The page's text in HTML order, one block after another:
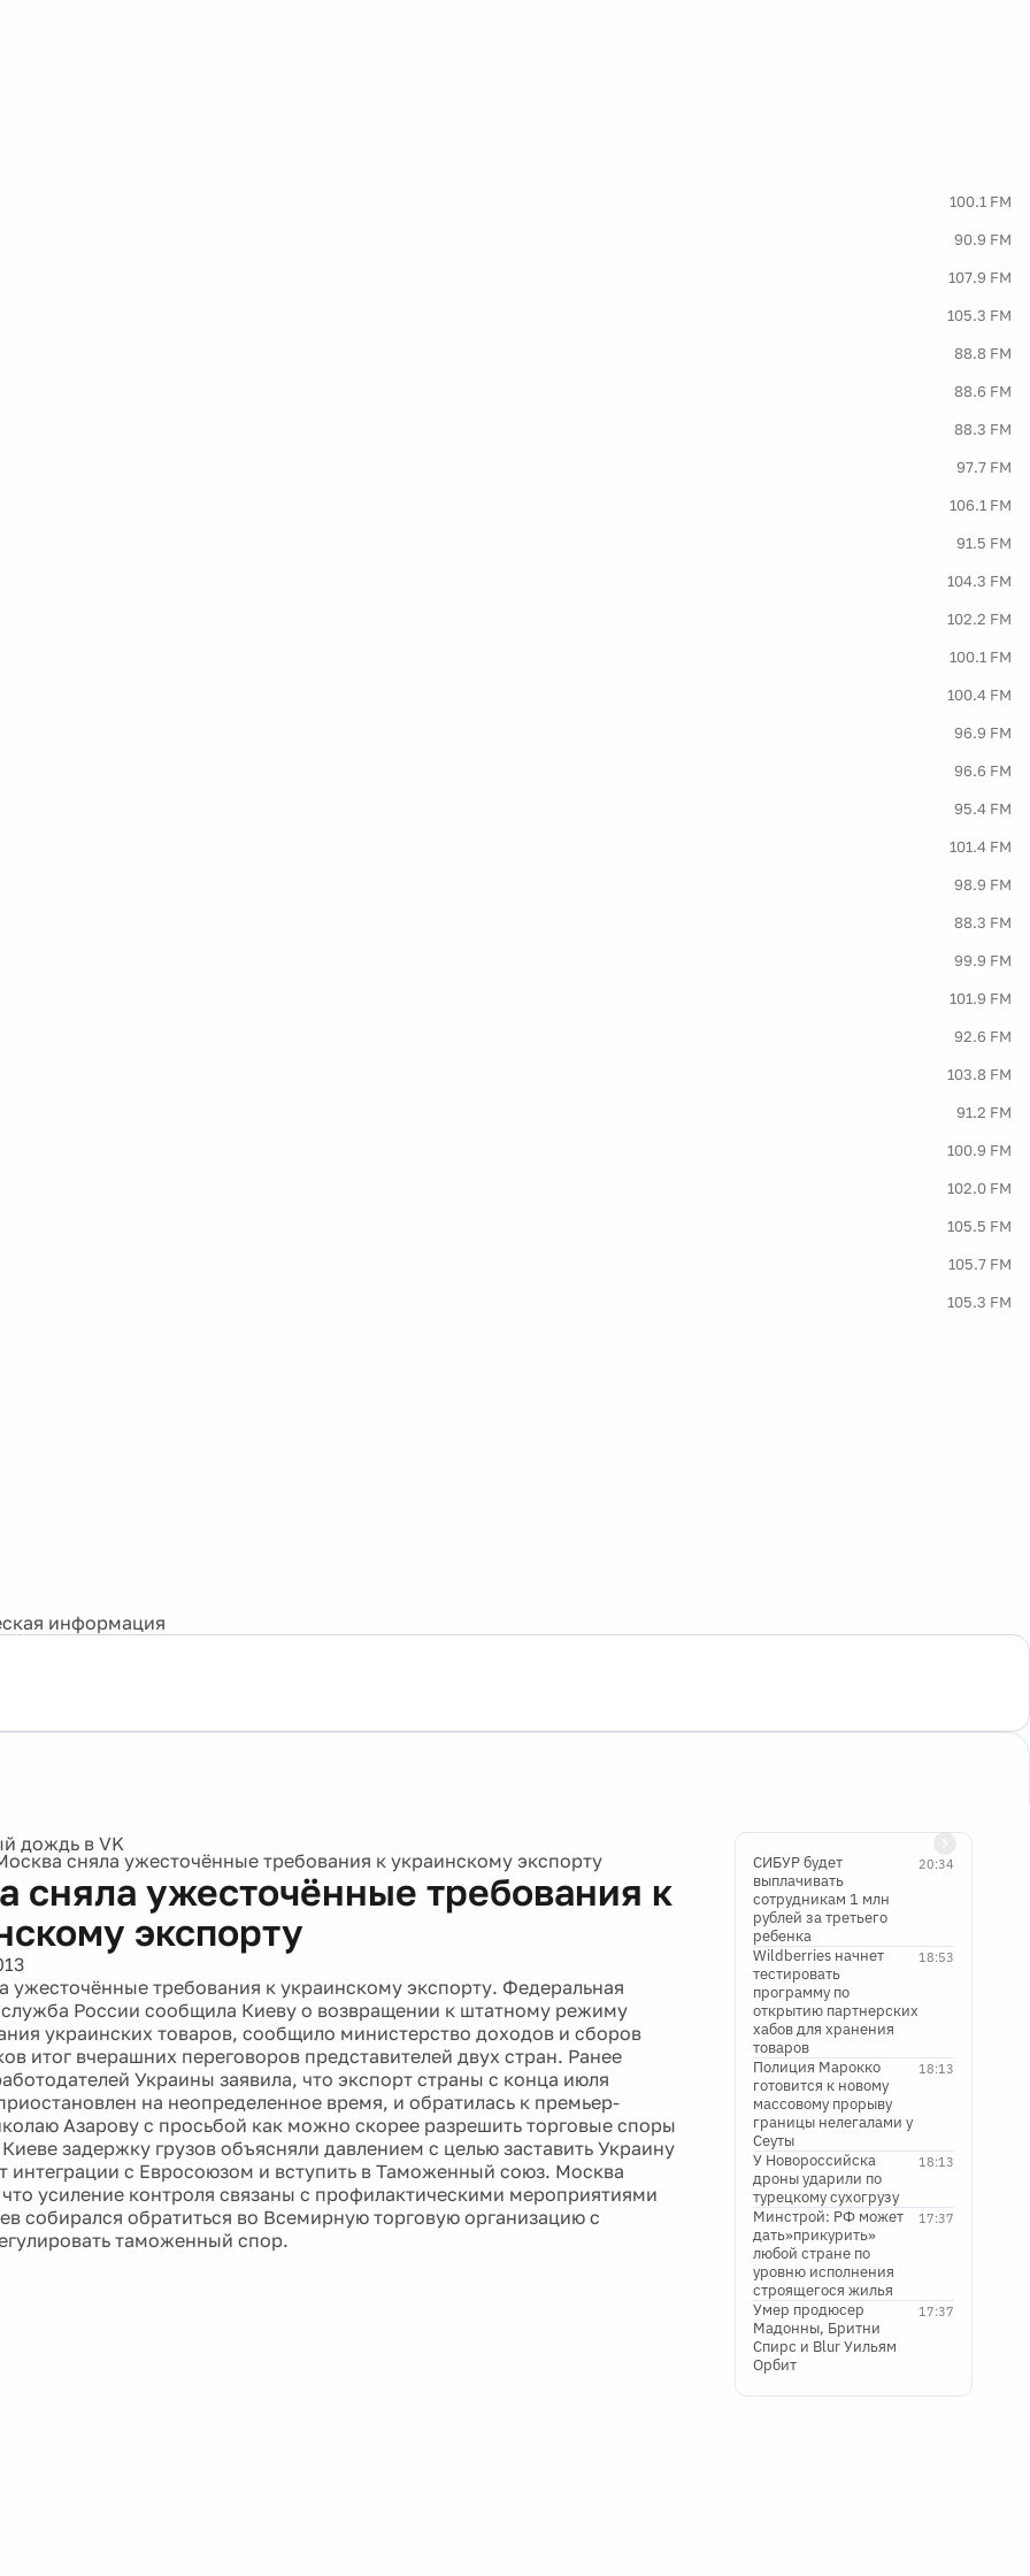
100.1 FM
90.9 FM
107.9 FM
105.3 FM
88.8 FM
88.6 FM
88.3 FM
97.7 FM
106.1 FM
91.5 FM
104.3 FM
102.2 FM
100.1 FM
100.4 FM
96.9 FM
96.6 FM
95.4 FM
101.4 FM
98.9 FM
88.3 FM
99.9 FM
101.9 FM
92.6 FM
103.8 FM
91.2 FM
100.9 FM
102.0 FM
105.5 FM
105.7 FM
105.3 FM
информация
сняла ужесточённые требования к украинскому экспорту
сняла ужесточённые требования к
экспорту
ужесточённые требования к украинскому экспорту. Федеральная
России сообщила Киеву о возвращении к штатному режиму
украинских товаров, сообщило министерство доходов и сборов
итог вчерашних переговоров представителей двух стран. Ранее
Украины заявила, что экспорт страны с конца июля
на неопределенное время, и обратилась к премьер-
Азарову с просьбой как можно скорее разрешить торговые споры
задержку грузов объясняли давлением с целью заставить Украину
интеграции с Евросоюзом и вступить в Таможенный союз. Москва
усиление контроля связаны с профилактическими мероприятиями
собирался обратиться во Всемирную торговую организацию с
таможенный спор.
20:34
СИБУР будет
выплачивать
сотрудникам 1 млн
рублей за третьего
ребенка
18:53
Wildberries начнет
тестировать
программу по
открытию партнерских
хабов для хранения
товаров
18:13
Полиция Марокко
готовится к новому
массовому прорыву
границы нелегалами у
Сеуты
18:13
У Новороссийска
дроны ударили по
турецкому сухогрузу
17:37
Минстрой: РФ может
дать»прикурить»
любой стране по
уровню исполнения
строящегося жилья
17:37
Умер продюсер
Мадонны, Бритни
Спирс и Blur Уильям
Орбит